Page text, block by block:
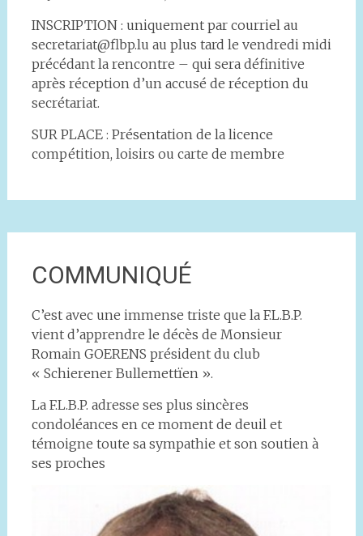
INSCRIPTION : uniquement par courriel au
secretariat@flbp.lu au plus tard le vendredi midi
précédant la rencontre – qui sera définitive
après réception d’un accusé de réception du
secrétariat.
SUR PLACE : Présentation de la licence
compétition, loisirs ou carte de membre
COMMUNIQUÉ
C’est avec une immense triste que la F.L.B.P.
vient d’apprendre le décès de Monsieur
Romain GOERENS président du club
« Schierener Bullemettïen ».
La F.L.B.P. adresse ses plus sincères
condoléances en ce moment de deuil et
témoigne toute sa sympathie et son soutien à
ses proches